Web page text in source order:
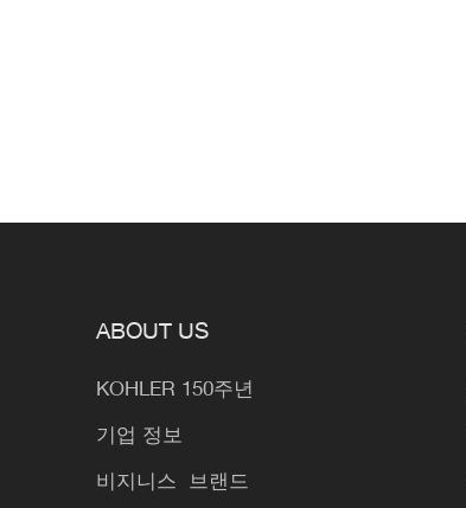
ABOUT US
KOHLER 150주년
기업 정보
비지니스 브랜드